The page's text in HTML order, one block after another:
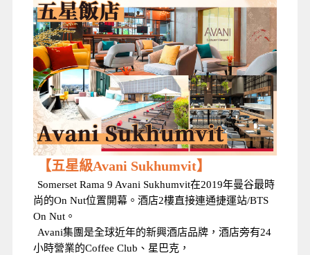
【五星級Avani Sukhumvit】
Somerset Rama 9 Avani Sukhumvit在2019年曼谷最時
尚的On Nut位置開幕。酒店2樓直接連通捷運站/BTS
On Nut。
Avani集團是全球近年的新興酒店品牌，酒店旁有24
小時營業的Coffee Club、星巴克，